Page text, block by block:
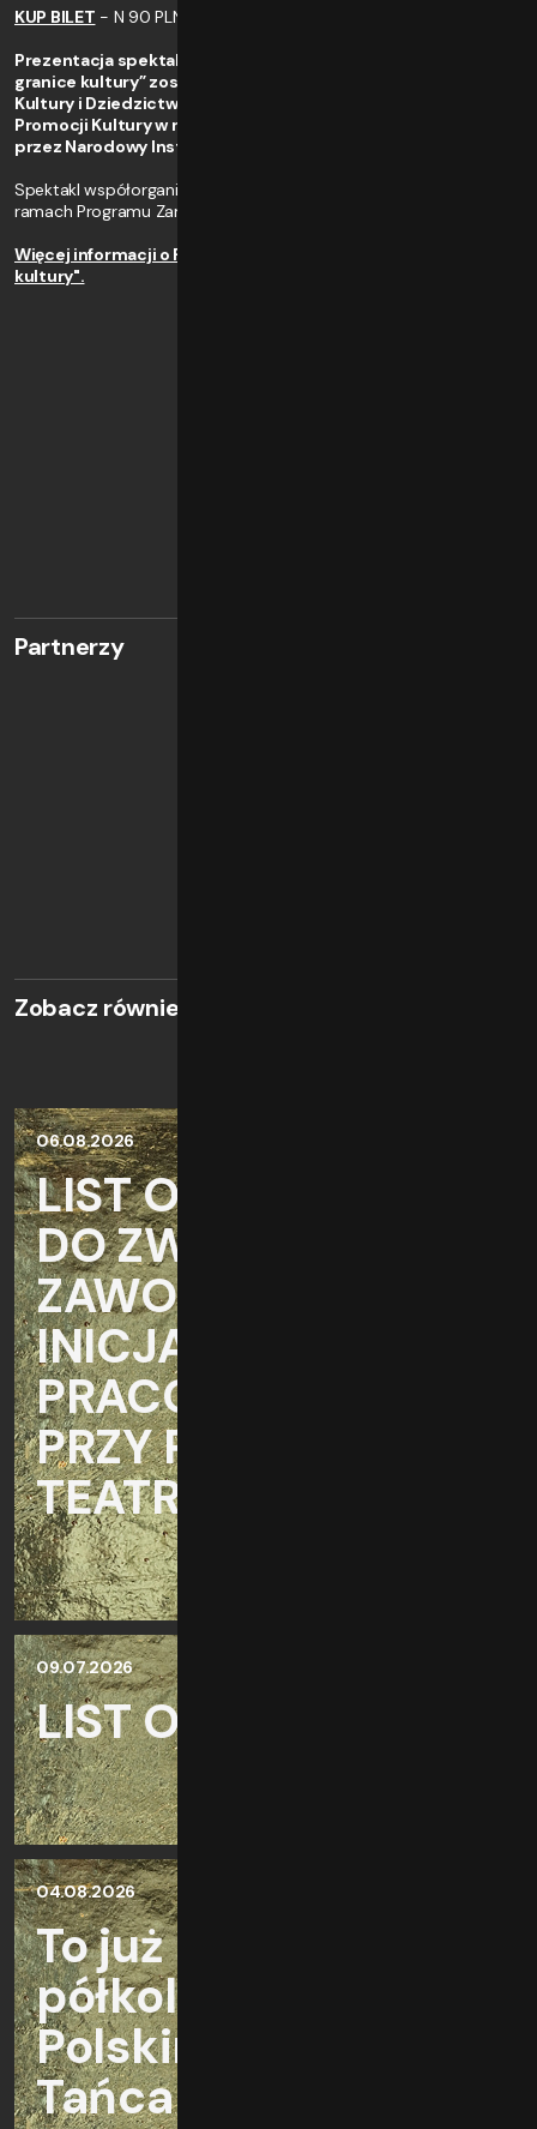
KUP BILET - N 90 PLN / U 60 PLN
Prezentacja spektaklu w ramach Festiwal „Granice natury -
granice kultury” została dofinansowano ze środków Ministra
Kultury i Dziedzictwa Narodowego pochodzących z Funduszu
Promocji Kultury w ramach programu „Taniec”, realizowanego
przez Narodowy Instytut Muzyki i Tańca.
Spektakl współorganizowany przez Instytut Muzyki i Tańca w
ramach Programu Zamówienia choreograficzne 2021.
Więcej informacji o Festiwalu "Granice natury - granice
kultury".
Partnerzy
Zobacz również
06.08.2026
LIST OTWARTY
DO ZWIĄZKU
ZAWODOWEGO
INICJATYWA
PRACOWNICZA
PRZY POLSKIM
TEATRZE TAŃCA
09.07.2026
LIST OTWARTY
04.08.2026
To już koniec
półkoloni w
Polskim Teatrze
Tańca